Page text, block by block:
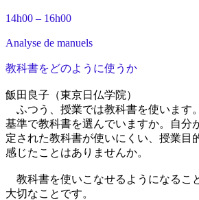
14h00 – 16h00
Analyse de manuels
教科書をどのように使うか
飯田良子（東京日仏学院）
ふつう、授業では教科書を使います
基準で教科書を選んでいますか。自分
定された教科書が使いにくい、授業目
感じたことはありませんか。
教科書を使いこなせるようになるこ
大切なことです。